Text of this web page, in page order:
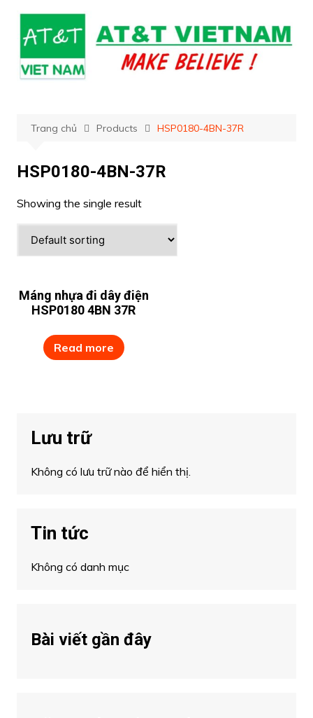
phần
dung
Trang chủ Products HSP0180-4BN-37R
HSP0180-4BN-37R
Showing the single result
Máng nhựa đi dây điện
HSP0180 4BN 37R
Read more
Lưu trữ
Không có lưu trữ nào để hiển thị.
Tin tức
Không có danh mục
Bài viết gần đây